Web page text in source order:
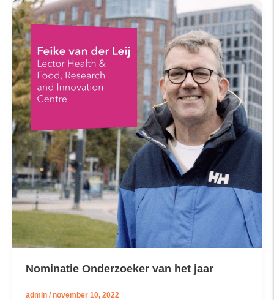
Nominatie Onderzoeker van het jaar
admin /november 10, 2022